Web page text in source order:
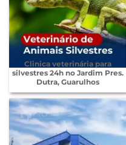
Clinica veterinária para
silvestres 24h no Jardim Pres.
Dutra, Guarulhos